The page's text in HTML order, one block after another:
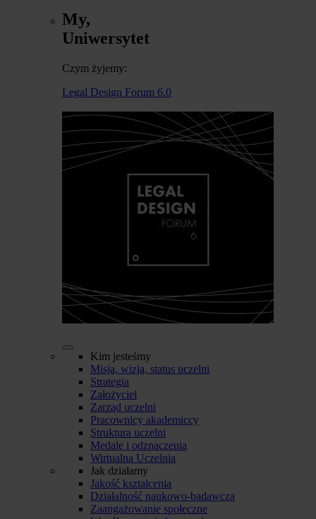
My,
Uniwersytet
Czym żyjemy:
Legal Design Forum 6.0
Kim jesteśmy
Misja, wizja, status uczelni
Strategia
Założyciel
Zarząd uczelni
Pracownicy akademiccy
Struktura uczelni
Medale i odznaczenia
Wirtualna Uczelnia
Jak działamy
Jakość kształcenia
Działalność naukowo-badawcza
Zaangażowanie społeczne